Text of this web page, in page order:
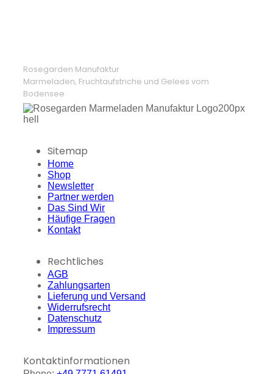
Rosegarden Manufaktur
Marmeladen, Fruchtaufstriche und Gelees vom
Bodensee
Sitemap
Home
Shop
Newsletter
Partner werden
Das Sind Wir
Häufige Fragen
Kontakt
Rechtliches
AGB
Zahlungsarten
Lieferung und Versand
Widerrufsrecht
Datenschutz
Impressum
Kontaktinformationen